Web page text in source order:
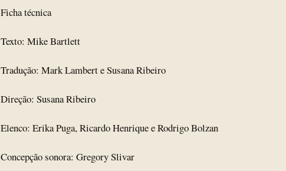
Ficha técnica
Texto: Mike Bartlett
Tradução: Mark Lambert e Susana Ribeiro
Direção: Susana Ribeiro
Elenco: Erika Puga, Ricardo Henrique e Rodrigo Bolzan
Concepção sonora: Gregory Slivar